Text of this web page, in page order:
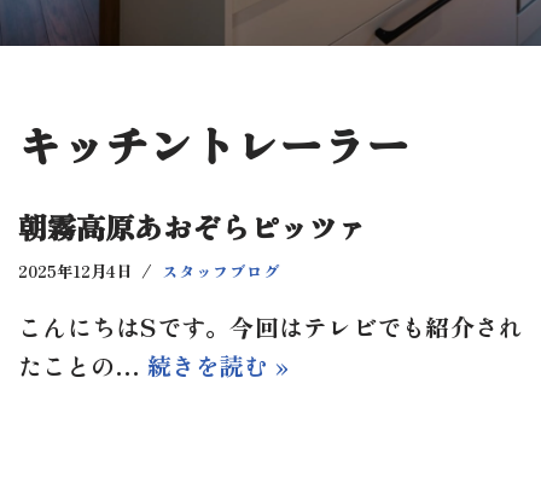
キッチントレーラー
朝霧高原あおぞらピッツァ
2025年12月4日 スタッフブログ
こんにちはSです。今回はテレビでも紹介され
たことの… 続きを読む »